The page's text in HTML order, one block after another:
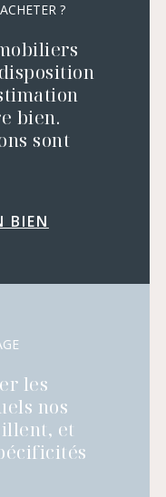
?
bien.
sont
BIEN
les
nos
et